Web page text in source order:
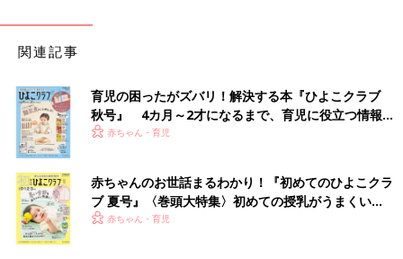
関連記事
育児の困ったがズバリ！解決する本『ひよこクラブ
秋号』 4カ月～2才になるまで、育児に役立つ情報が
いっぱい！
赤ちゃん・育児
赤ちゃんのお世話まるわかり！『初めてのひよこクラ
ブ 夏号』〈巻頭大特集〉初めての授乳がうまくい
く！ おっぱい・ミルクの基本と夏のトラブル 解決テ
赤ちゃん・育児